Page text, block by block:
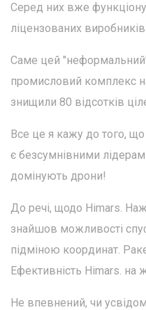
Серед них вже
ліцензованих
Саме цей "неформальний"
промисловий комплекс
знищили 80 відсотків
Все це я кажу до того,
є безсумнівними
домінують дрони!
До речі, щодо Himars.
знайшов можливості
підміною координат.
Ефективність Himars. на
Не впевнений, чи